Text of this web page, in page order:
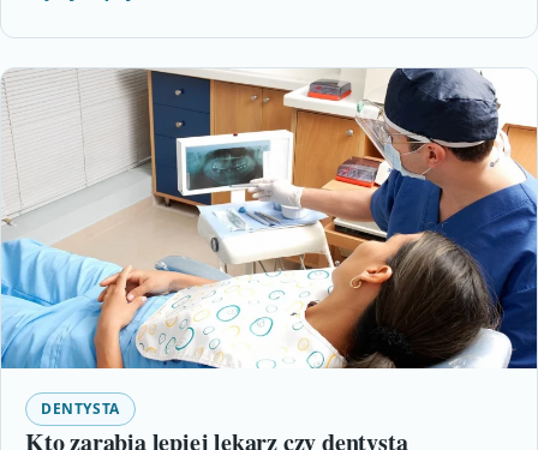
DENTYSTA
Kto zarabia lepiej lekarz czy dentysta